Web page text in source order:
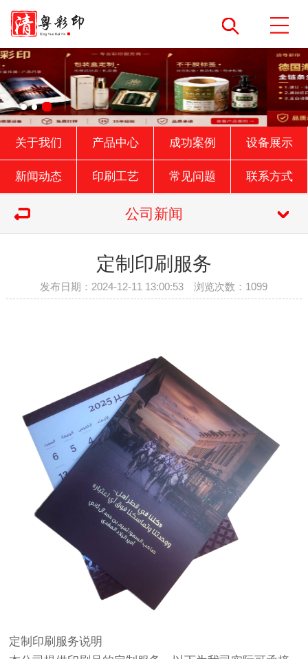
关于我们 产品中心 成功案例 设备展示
新闻动态 印刷工艺 常见问题 联系方式
公司新闻
定制印刷服务
发布日期：2024-12-11 13:00:53 浏览次数：1099
定制印刷服务说明